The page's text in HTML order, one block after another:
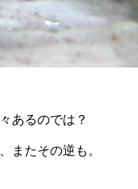
あるのでは？
またその逆も。